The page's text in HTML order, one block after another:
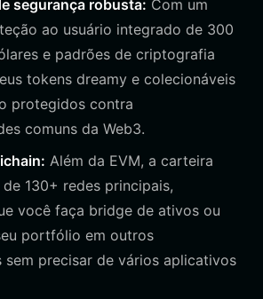
segurança robusta: Com um
ao usuário integrado de 300
e padrões de criptografia
tokens dreamy e colecionáveis
protegidos contra
comuns da Web3.
Além da EVM, a carteira
130+ redes principais,
você faça bridge de ativos ou
portfólio em outros
sem precisar de vários aplicativos